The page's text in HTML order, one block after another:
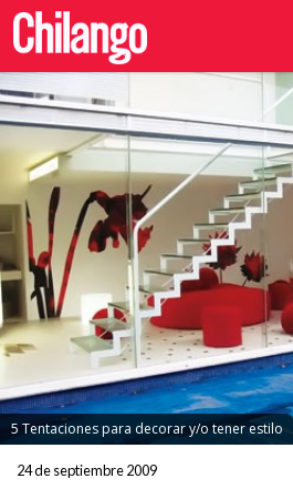
5 Tentaciones para decorar y/o tener estilo
24 de septiembre 2009